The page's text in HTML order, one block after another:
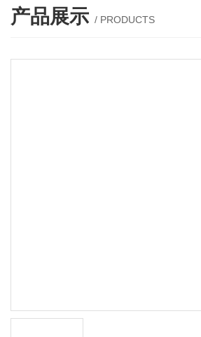
产品展示 / PRODUCTS